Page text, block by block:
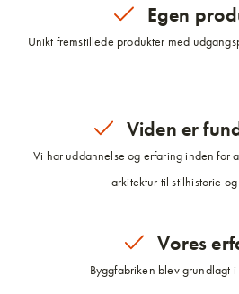
Egen
Unikt fremstillede produkter med
Viden er
Vi har uddannelse og erfaring inden for
arkitektur til stilhistorie
Vores
Byggfabriken blev grundlagt